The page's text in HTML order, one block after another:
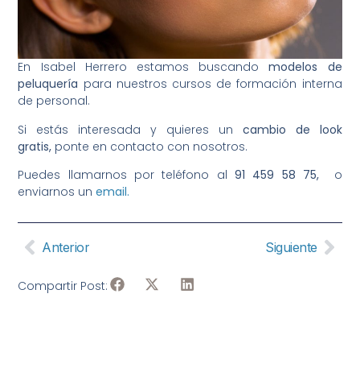
En Isabel Herrero estamos buscandomodelos de
peluquería para nuestros cursos de formación interna
de personal.
Si estás interesada y quieres un cambio de look
gratis, ponte en contacto con nosotros.
Puedes llamarnos por teléfono al 91 459 58 75,
o
enviarnos unemail.
Anterior Siguiente
Compartir Post: